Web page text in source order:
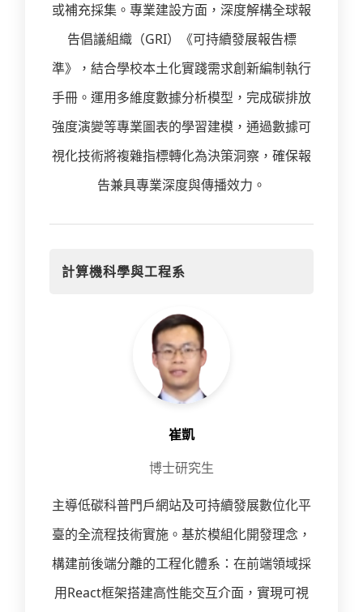
或補充採集。專業建設方面，深度解構全球報
告倡議組織（GRI）《可持續發展報告標
準》，結合學校本土化實踐需求創新編制執行
手冊。運用多維度數據分析模型，完成碳排放
強度演變等專業圖表的學習建模，通過數據可
視化技術將複雜指標轉化為決策洞察，確保報
告兼具專業深度與傳播效力。
計算機科學與工程系
崔凱
博士研究生
主導低碳科普門戶網站及可持續發展數位化平
臺的全流程技術實施。基於模組化開發理念，
構建前後端分離的工程化體系：在前端領域採
用React框架搭建高性能交互介面，實現可視